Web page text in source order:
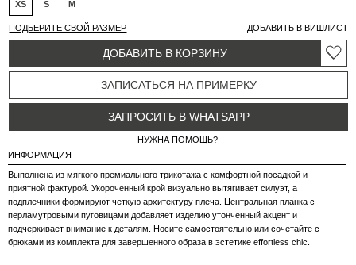
Выполнена из мягкого премиального трикотажа с комфортной посадкой и
приятной фактурой. Укороченный крой визуально вытягивает силуэт, а
подплечники формируют четкую архитектуру плеча. Центральная планка с
подчеркивает внимание к деталям. Носите самостоятельно или сочетайте с
брюками из комплекта для завершенного образа в эстетике effortless chic.
ОСОБЕННОСТИ УХОДА ЗА ИЗДЕЛИЯМИ
Вам также понравится